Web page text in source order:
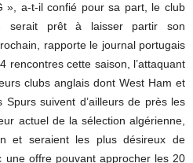
», a-t-il confié pour sa part, le club
serait prêt à laisser partir son
rapporte le journal portugais
rencontres cette saison, l’attaquant
clubs anglais dont West Ham et
suivent d’ailleurs de près les
actuel de la sélection algérienne,
et seraient les plus désireux de
une offre pouvant approcher les 20